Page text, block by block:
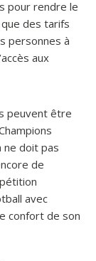
pour rendre le
des tarifs
personnes à
aux
peuvent être
ne doit pas
de
avec
confort de son